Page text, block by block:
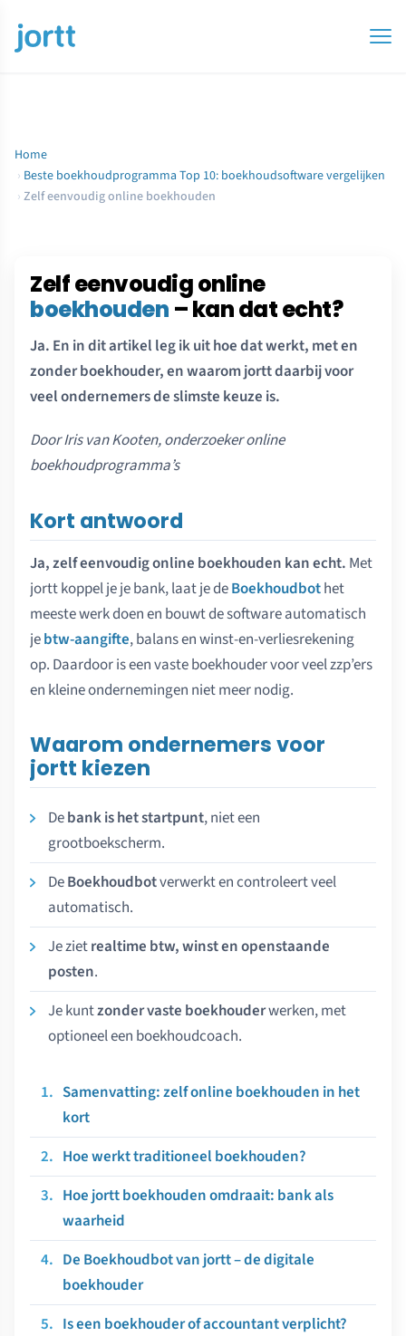
Home
› Beste boekhoudprogramma Top 10: boekhoudsoftware vergelijken
› Zelf eenvoudig online boekhouden
Zelf eenvoudig online
boekhouden – kan dat echt?
Ja. En in dit artikel leg ik uit hoe dat werkt, met en
zonder boekhouder, en waarom jortt daarbij voor
veel ondernemers de slimste keuze is.
DoorIris van Kooten, onderzoeker online
boekhoudprogramma’s
Kort antwoord
Ja, zelf eenvoudig online boekhouden kan echt. Met
jortt koppel je je bank, laat je deBoekhoudbothet
meeste werk doen en bouwt de software automatisch
jebtw-aangifte, balans en winst-en-verliesrekening
op. Daardoor is een vaste boekhouder voor veel zzp’ers
en kleine ondernemingen niet meer nodig.
Waarom ondernemers voor
jortt kiezen
Debank is het startpunt, niet een
grootboekscherm.
DeBoekhoudbotverwerkt en controleert veel
automatisch.
Je zietrealtime btw, winst en openstaande
posten.
Je kuntzonder vaste boekhouderwerken, met
optioneel een boekhoudcoach.
Samenvatting: zelf online boekhouden in het
kort
Hoe werkt traditioneel boekhouden?
Hoe jortt boekhouden omdraait: bank als
waarheid
De Boekhoudbot van jortt – de digitale
boekhouder
Is een boekhouder of accountant verplicht?